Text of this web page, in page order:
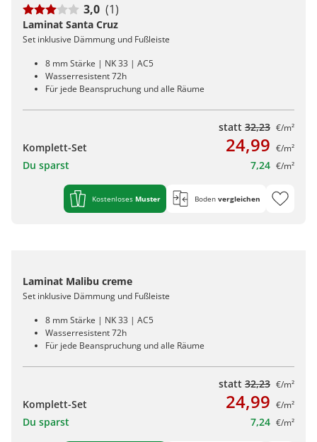
3,0 (1)
Laminat Santa Cruz
Set inklusive Dämmung und Fußleiste
8 mm Stärke | NK 33 | AC5
Wasserresistent 72h
Für jede Beanspruchung und alle Räume
statt 32,23 €/m²
Komplett-Set 24,99 €/m²
Du sparst 7,24 €/m²
Kostenloses Muster Boden vergleichen
Laminat Malibu creme
Set inklusive Dämmung und Fußleiste
8 mm Stärke | NK 33 | AC5
Wasserresistent 72h
Für jede Beanspruchung und alle Räume
statt 32,23 €/m²
Komplett-Set 24,99 €/m²
Du sparst 7,24 €/m²